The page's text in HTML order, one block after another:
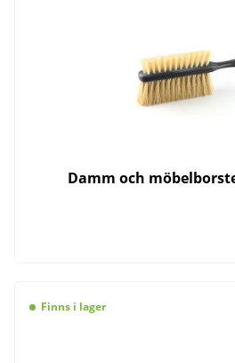
Damm och
Finns i lager